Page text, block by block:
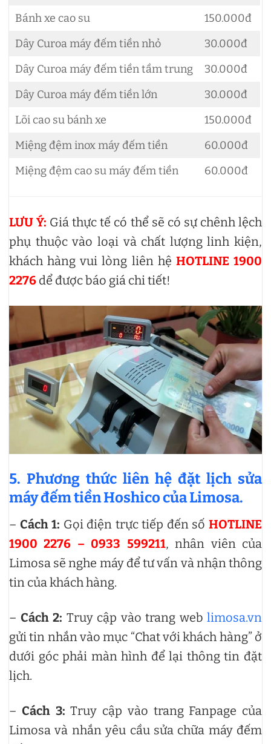
Bánh xe cao su
150.000đ
Dây Curoa máy đếm tiền nhỏ
30.000đ
Dây Curoa máy đếm tiền tầm trung
30.000đ
Dây Curoa máy đếm tiền lớn
30.000đ
Lõi cao su bánh xe
150.000đ
Miệng đệm inox máy đếm tiền
60.000đ
Miệng đệm cao su máy đếm tiền
60.000đ
LƯU Ý: Giá thực tế có thể sẽ có sự chênh lệch
phụ thuộc vào loại và chất lượng linh kiện,
khách hàng vui lòng liên hệ HOTLINE 1900
2276 dể được báo giá chi tiết!
5. Phương thức liên hệ đặt lịch sửa
máy đếm tiền Hoshico của Limosa.
– Cách 1: Gọi điện trực tiếp đến sốHOTLINE
1900 2276 – 0933 599211, nhân viên của
Limosa sẽ nghe máy để tư vấn và nhận thông
tin của khách hàng.
– Cách 2: Truy cập vào trang web limosa.vn
gửi tin nhắn vào mục “Chat với khách hàng” ở
dưới góc phải màn hình để lại thông tin đặt
lịch.
– Cách 3: Truy cập vào trang Fanpage của
Limosa và nhắn yêu cầu sửa chữa máy đếm